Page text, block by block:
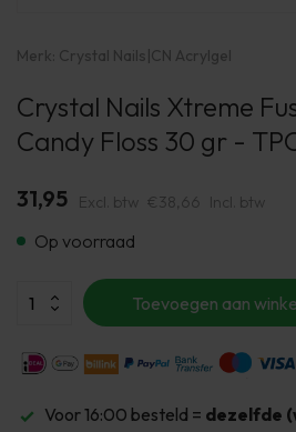
Merk: Crystal Nails|CN Acrylgel
Crystal Nails Xtreme
Candy Floss 30 gr -
31,95 Excl. btw €38,66 Incl. btw
Op voorraad
Toevoegen aan
Voor 16:00 besteld = dezelfde